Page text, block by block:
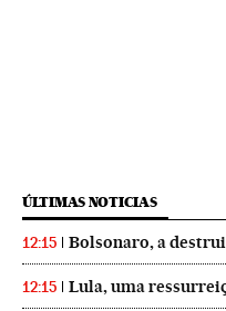
ÚLTIMAS NOTICIAS
12:15 Bolsonaro, a
12:15 Lula, uma